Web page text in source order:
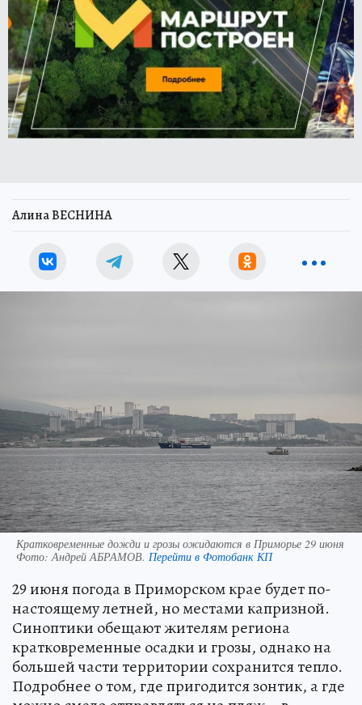
Алина ВЕСНИНА
Кратковременные дожди и грозы ожидаются в Приморье 29 июня
Фото: Андрей АБРАМОВ. Перейти в Фотобанк КП
29 июня погода в Приморском крае будет по-
настоящему летней, но местами капризной.
Синоптики обещают жителям региона
кратковременные осадки и грозы, однако на
большей части территории сохранится тепло.
Подробнее о том, где пригодится зонтик, а где